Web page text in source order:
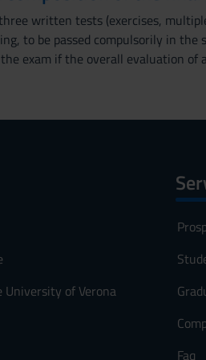
written tests (exercises,
to be passed compulsorily in the
exam if the overall evaluation
of Verona
Faq